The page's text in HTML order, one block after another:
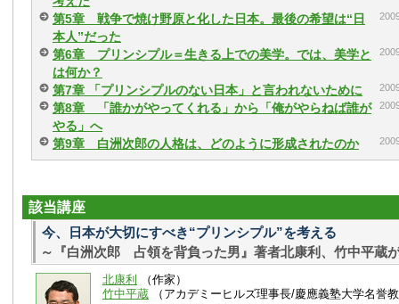
第5章 戦争で焼け野原と化した日本。最後の希望は“日
本人”だった
第6章 プリンシプル＝生きる上での美学。では、美学と
は何か？
第7章 「プリンシプルのない日本」と言われないために
第8章 「誰かがやってくれる」から「俺がやらねば誰が
やる」へ
第9章 白洲次郎の人格は、どのように形成されたのか
該当講座
今、日本が大切にすべき“プリンシプル”を考える
～『白洲次郎 占領を背負った男』著者北康利、竹中平蔵
北康利
（作家）
竹中平蔵 （アカデミーヒルズ理事長/慶應義塾大学名誉